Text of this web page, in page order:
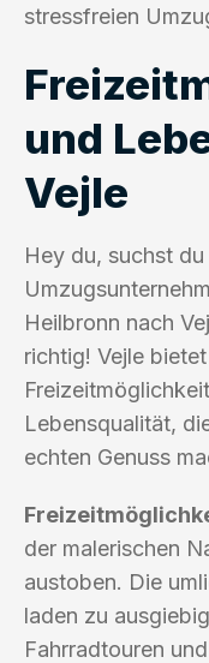
stressfreien
und
Vejle
Hey du, suchst
Heilbronn nach
richtig! Vejle
Lebensqualität,
echten Genuss
der malerischen
austoben. Die
laden zu
Fahrradtouren